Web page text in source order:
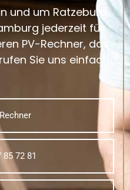
und um Ratzeburg,
jederzeit für
PV-Rechner, das
Sie uns einfach
72 81